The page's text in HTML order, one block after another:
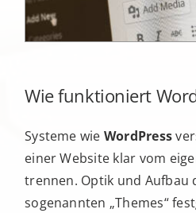
Wie funktioniert
Systeme wie WordPress
einer Website klar vom
trennen. Optik und Aufbau
sogenannten „Themes“